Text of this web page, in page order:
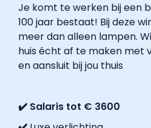
Je komt te werken bij een
100 jaar bestaat! Bij deze
meer dan alleen lampen.
huis écht af te maken met
en aansluit bij jou thuis
✔️ Salaris tot € 3600